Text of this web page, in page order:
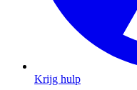
Krijg hulp